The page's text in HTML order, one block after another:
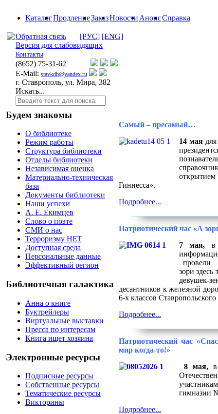
КаталогПродлениеЗаказНовости АнонсСправка
Обратная связь [РУС] [ENG]
Версия для слабовидящих
Контакты
(8652) 75-31-62
E-Mail: stavkdb@yandex.ru
г. Ставрополь, ул. Мира, 382
Искать...
Будем знакомы
О библиотеке
Режим работы
Структура библиотеки
Отделы библиотеки
Независимая оценка
Материально-техническая
база
Документы библиотеки
Наши успехи
А. Е. Екимцев
Слово о поэте
СМИ о нас
Терроризму НЕТ
Доступная среда
Персональные данные
Эффективный регион
Библиотечная галактика
Анна о книге
Буктрейлеры
Виртуальные выставки
Пресса по интересам
Книга ищет хозяина
Электронные ресурсы
Подписные ресурсы
Собственные ресурсы
Тематические ресурсы
Викторины
Самый – пресамый…
14 мая
Гиннесса».
Подробнее...
Патриотический час «А
7 мая,
в
провели
зори здесь
девушек-
десантников к железной
6-х классов
Подробнее...
Патриотический час
мир когда-то!»
8 мая,в
гимназии
Подробнее...